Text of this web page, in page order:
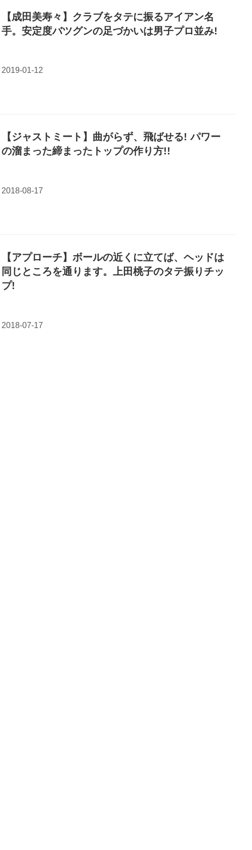
【成田美寿々】クラブをタテに振るアイアン名
手。安定度バツグンの足づかいは男子プロ並み!
【ジャストミート】曲がらず、飛ばせる! パワー
の溜まった締まったトップの作り方!!
【アプローチ】ボールの近くに立てば、ヘッドは
同じところを通ります。上田桃子のタテ振りチッ
プ!